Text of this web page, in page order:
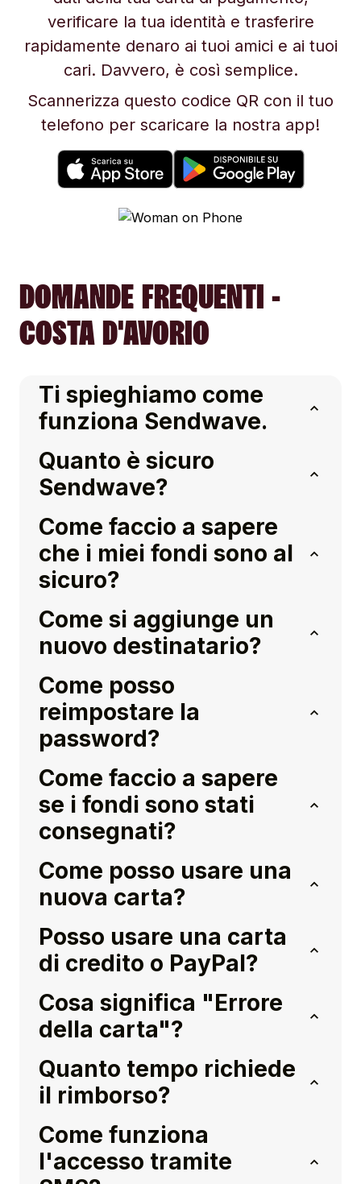
verificare la tua identità e trasferire
rapidamente denaro ai tuoi amici e ai tuoi
cari. Davvero, è così semplice.
Scannerizza questo codice QR con il tuo
telefono per scaricare la nostra app!
DOMANDE FREQUENTI -
COSTA D'AVORIO
Ti spieghiamo come
funziona Sendwave.
Quanto è sicuro
Sendwave?
Come faccio a sapere
che i miei fondi sono al
sicuro?
Come si aggiunge un
nuovo destinatario?
Come posso
reimpostare la
password?
Come faccio a sapere
se i fondi sono stati
consegnati?
Come posso usare una
nuova carta?
Posso usare una carta
di credito o PayPal?
Cosa significa "Errore
della carta"?
Quanto tempo richiede
il rimborso?
Come funziona
l'accesso tramite